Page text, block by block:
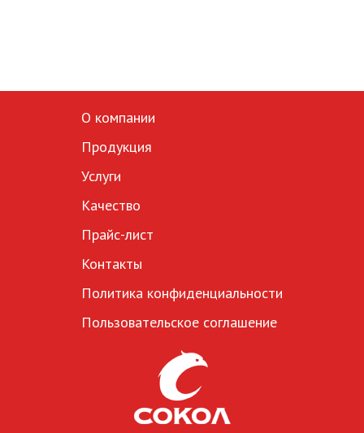
О компании
Продукция
Услуги
Качество
Прайс-лист
Контакты
Политика конфиденциальности
Пользовательское соглашение